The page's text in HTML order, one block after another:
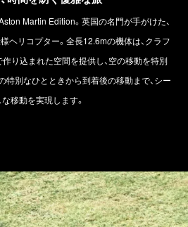
Martin Edition。英国の名門が手がけた、
ヘリコプター。全長12.6mの機体は、クラフ
り込まれた空間を提供し、空の移動を特別
特別なひとときから到着後の移動まで、シー
移動を実現します。